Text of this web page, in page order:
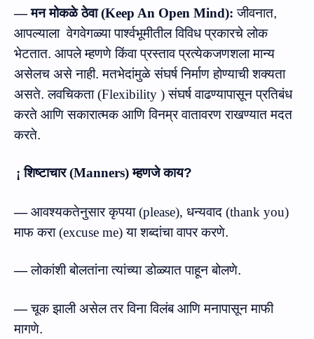
— मन मोकळे ठेवा (Keep An Open Mind): जीवनात,
आपल्‍याला वेगवेगळ्या पार्श्वभूमीतील विविध प्रकारचे लोक
भेटतात. आपले म्हणणे किंवा प्रस्‍ताव प्रत्येकजणशला मान्‍य
असेलच असे नाही.मतभेदांमुळे संघर्ष निर्माण होण्याची शक्यता
असते. लवचिकता (Flexibility ) संघर्ष वाढण्यापासून प्रतिबंध
करते आणि सकारात्मक आणि विनम्र वातावरण राखण्यात मदत
करते.
¡ शिष्टाचार(Manners)म्हणजे काय?
—आवश्‍यकतेनुसार कृपया(please), धन्यवाद (thank you)
माफ करा(excuse me)या शब्‍दांचा वापर करणे.
—लोकांशी बोलतांना त्यांच्या डोळ्यात पाहून बोलणे.
—चूक झाली असेल तर विना विलंब आणि मनापासून माफी
मागणे.